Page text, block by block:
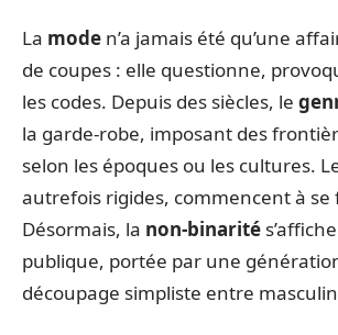
La mode n’a jamais été qu’une
de coupes : elle questionne,
les codes. Depuis des siècles, le
la garde-robe, imposant des
selon les époques ou les cultures.
autrefois rigides, commencent à se
Désormais, la non-binarité
publique, portée par une
découpage simpliste entre